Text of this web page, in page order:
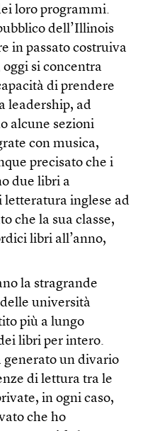
loro programmi.
dell’Illinois
in passato costruiva
si concentra
di prendere
leadership, ad
alcune sezioni
con musica,
precisato che i
due libri a
letteratura inglese ad
che la sua classe,
libri all’anno,
la stragrande
università
più a lungo
libri per intero.
generato un divario
di lettura tra le
in ogni caso,
che ho